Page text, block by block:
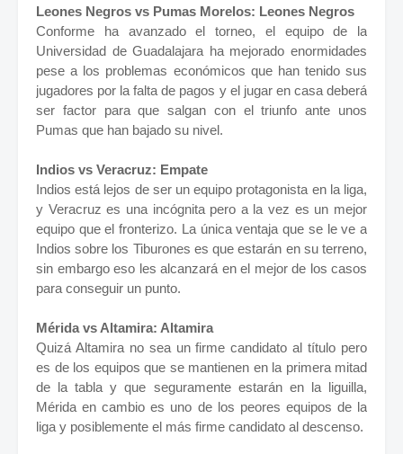
Leones Negros vs Pumas Morelos: Leones Negros
Conforme ha avanzado el torneo, el equipo de la
Universidad de Guadalajara ha mejorado enormidades
pese a los problemas económicos que han tenido sus
jugadores por la falta de pagos y el jugar en casa deberá
ser factor para que salgan con el triunfo ante unos
Pumas que han bajado su nivel.
Indios vs Veracruz: Empate
Indios está lejos de ser un equipo protagonista en la liga,
y Veracruz es una incógnita pero a la vez es un mejor
equipo que el fronterizo. La única ventaja que se le ve a
Indios sobre los Tiburones es que estarán en su terreno,
sin embargo eso les alcanzará en el mejor de los casos
para conseguir un punto.
Mérida vs Altamira: Altamira
Quizá Altamira no sea un firme candidato al título pero
es de los equipos que se mantienen en la primera mitad
de la tabla y que seguramente estarán en la liguilla,
Mérida en cambio es uno de los peores equipos de la
liga y posiblemente el más firme candidato al descenso.